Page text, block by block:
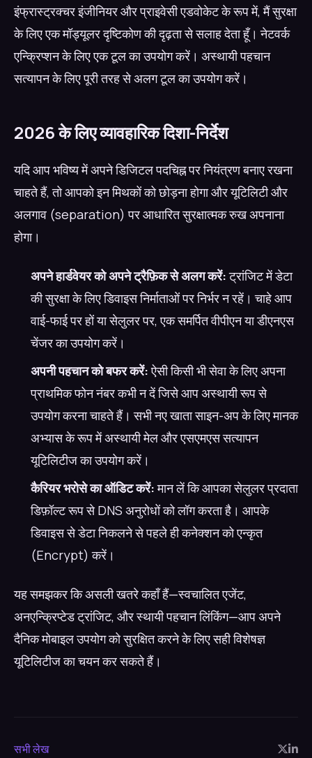
इंफ्रास्ट्रक्चर इंजीनियर और प्राइवेसी एडवोकेट के रूप में, मैं सुरक्षा
के लिए एक मॉड्यूलर दृष्टिकोण की दृढ़ता से सलाह देता हूँ। नेटवर्क
एन्क्रिप्शन के लिए एक टूल का उपयोग करें। अस्थायी पहचान
सत्यापन के लिए पूरी तरह से अलग टूल का उपयोग करें।
2026 के लिए व्यावहारिक दिशा-निर्देश
यदि आप भविष्य में अपने डिजिटल पदचिह्न पर नियंत्रण बनाए रखना
चाहते हैं, तो आपको इन मिथकों को छोड़ना होगा और यूटिलिटी और
अलगाव (separation) पर आधारित सुरक्षात्मक रुख अपनाना
होगा।
अपने हार्डवेयर को अपने ट्रैफ़िक से अलग करें:ट्रांजिट में डेटा
की सुरक्षा के लिए डिवाइस निर्माताओं पर निर्भर न रहें। चाहे आप
वाई-फाई पर हों या सेलुलर पर, एक समर्पित वीपीएन या डीएनएस
चेंजर का उपयोग करें।
अपनी पहचान को बफर करें:ऐसी किसी भी सेवा के लिए अपना
प्राथमिक फोन नंबर कभी न दें जिसे आप अस्थायी रूप से
उपयोग करना चाहते हैं। सभी नए खाता साइन-अप के लिए मानक
अभ्यास के रूप में अस्थायी मेल और एसएमएस सत्यापन
यूटिलिटीज का उपयोग करें।
कैरियर भरोसे का ऑडिट करें:मान लें कि आपका सेलुलर प्रदाता
डिफ़ॉल्ट रूप से DNS अनुरोधों को लॉग करता है। आपके
डिवाइस से डेटा निकलने से पहले ही कनेक्शन को एन्कृत
(Encrypt) करें।
यह समझकर कि असली खतरे कहाँ हैं—स्वचालित एजेंट,
अनएन्क्रिप्टेड ट्रांजिट, और स्थायी पहचान लिंकिंग—आप अपने
दैनिक मोबाइल उपयोग को सुरक्षित करने के लिए सही विशेषज्ञ
यूटिलिटीज का चयन कर सकते हैं।
सभी लेख